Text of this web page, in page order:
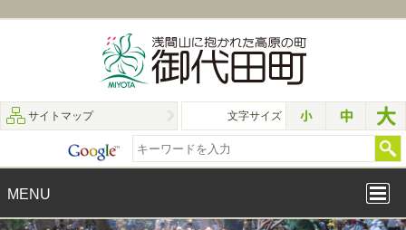
サイトマップ 文字サイズ
MENU